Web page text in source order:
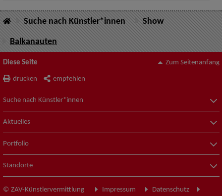
Suche nach Künstler*innen Show
Balkanauten
Diese Seite
drucken empfehlen
Zum Seitenanfang
Suche nach Künstler*innen
Aktuelles
Portfolio
Standorte
© ZAV-Künstlervermittlung Impressum Datenschutz